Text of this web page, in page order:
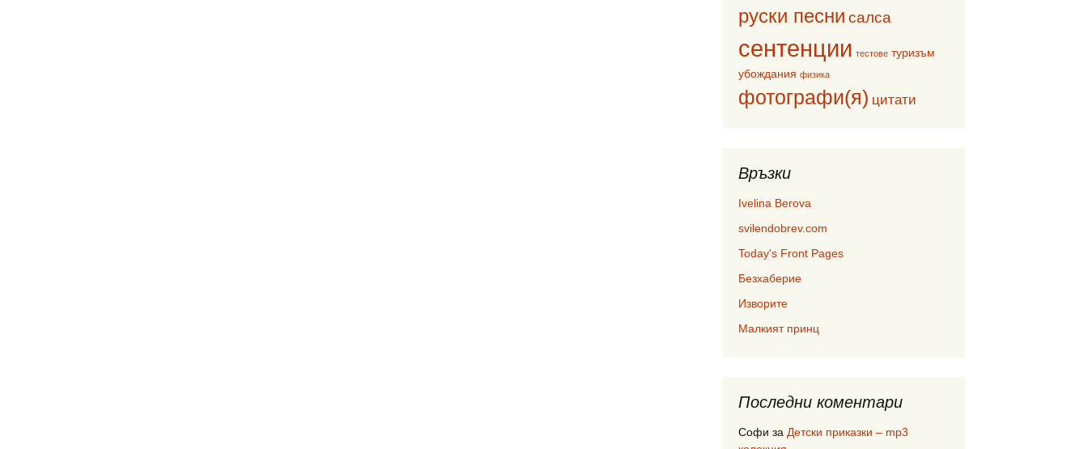
руски песни салса
сентенции тестове туризъм
убождания физика
фотографи(я) цитати
Връзки
Ivelina Berova
svilendobrev.com
Today's Front Pages
Безхаберие
Изворите
Малкият принц
Последни коментари
Софи за Детски приказки – mp3